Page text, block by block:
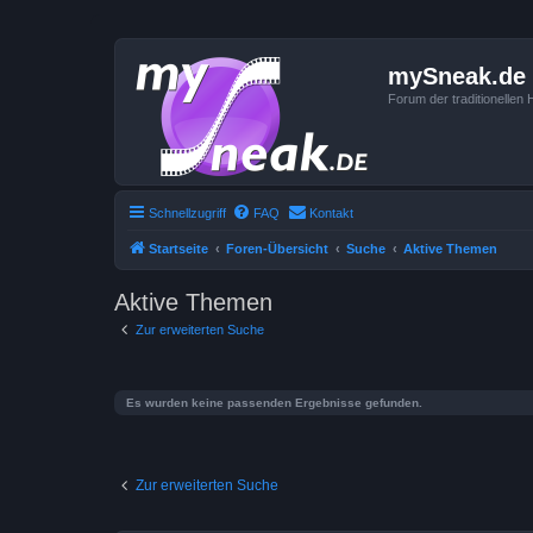
mySneak.de
Forum der traditionellen
Schnellzugriff FAQ Kontakt
Startseite Foren-Übersicht Suche Aktive Themen
Aktive Themen
Zur erweiterten Suche
Es wurden keine passenden Ergebnisse gefunden.
Zur erweiterten Suche